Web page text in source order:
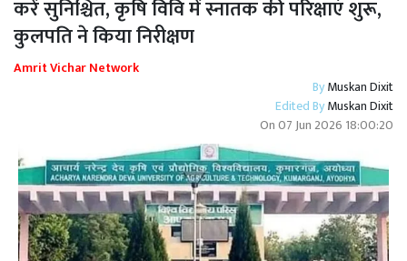
करें सुनिश्चित, कृषि विवि में स्नातक की परिक्षाएं शुरू,
कुलपति ने किया निरीक्षण
Amrit Vichar Network
ByMuskan Dixit
Edited ByMuskan Dixit
On07 Jun 2026 18:00:20